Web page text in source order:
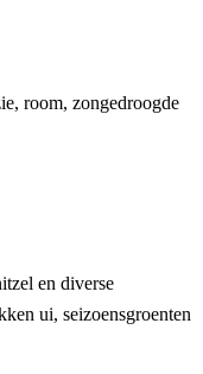
room, zongedroogde
en diverse
ui, seizoensgroenten